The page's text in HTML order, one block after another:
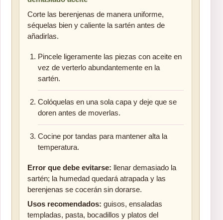
Corte las berenjenas de manera uniforme,
séquelas bien y caliente la sartén antes de
añadirlas.
Pincele ligeramente las piezas con aceite en
vez de verterlo abundantemente en la
sartén.
Colóquelas en una sola capa y deje que se
doren antes de moverlas.
Cocine por tandas para mantener alta la
temperatura.
Error que debe evitarse: llenar demasiado la
sartén; la humedad quedará atrapada y las
berenjenas se cocerán sin dorarse.
Usos recomendados: guisos, ensaladas
templadas, pasta, bocadillos y platos del